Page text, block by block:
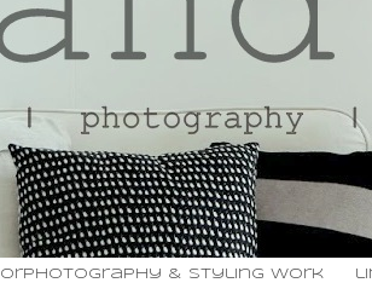
& styling work